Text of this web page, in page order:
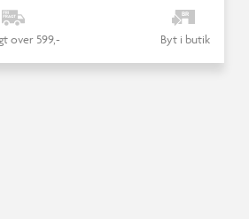
over 599,- Byt i butik